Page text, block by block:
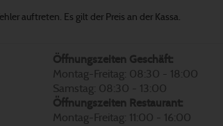
auftreten. Es gilt der Preis an der Kassa.
Öffnungszeiten Geschäft:
Montag-Freitag: 08:30 - 18:00
Samstag: 08:30 - 13:00
Öffnungszeiten Restaurant:
Montag-Freitag: 11:00 - 16:00